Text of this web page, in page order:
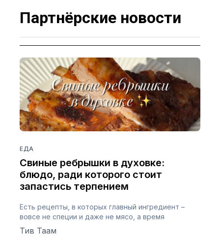
Партнёрские новости
ЕДА
Свиные ребрышки в духовке:
блюдо, ради которого стоит
запастись терпением
Есть рецепты, в которых главный ингредиент –
вовсе не специи и даже не мясо, а время
Тив Таам